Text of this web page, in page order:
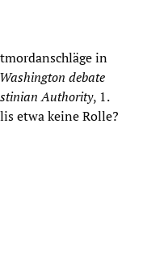
in
debate
Authority, 1.
etwa keine Rolle?